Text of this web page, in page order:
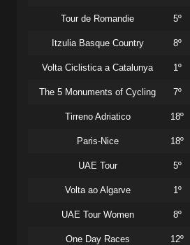
Tour de Romandie 5º
Itzulia Basque Country 8º
Volta Ciclistica a Catalunya 1º
The 5 Monuments of Cycling 7º
Tirreno Adriatico 18º
Paris-Nice 18º
UAE Tour 5º
Volta ao Algarve 1º
UAE Tour Women 8º
One Day Races 12º